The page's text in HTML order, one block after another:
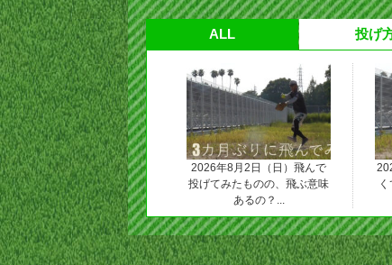
ALL 投げ
2026年8月2日（日）飛んで
投げてみたものの、飛ぶ意味
あるの？...